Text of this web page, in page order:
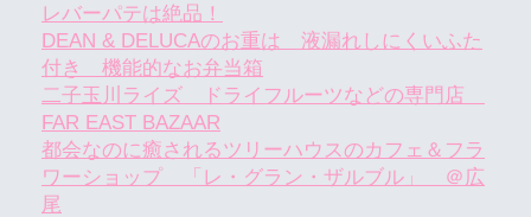
レバーパテは絶品！
DEAN & DELUCAのお重は 液漏れしにくいふた
付き 機能的なお弁当箱
二子玉川ライズ ドライフルーツなどの専門店
FAR EAST BAZAAR
都会なのに癒されるツリーハウスのカフェ＆フラ
ワーショップ 「レ・グラン・ザルブル」 ＠広
尾